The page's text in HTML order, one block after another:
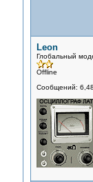
Leon
Глобальный
Offline
Сообщений: